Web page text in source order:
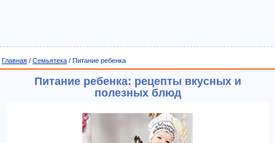
Главная / Семьятека / Питание ребенка
Питание ребенка: рецепты вкусных и
полезных блюд